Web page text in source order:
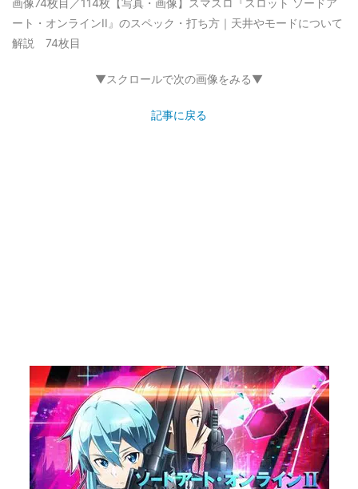
画像74枚目／114枚 【写真・画像】スマスロ『スロット ソードア
ート・オンラインII』のスペック・打ち方｜天井やモードについて
解説 74枚目
▼スクロールで次の画像をみる▼
記事に戻る